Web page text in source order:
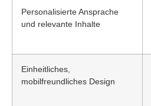
Personalisierte Ansprache
und relevante Inhalte
Einheitliches,
mobilfreundliches Design